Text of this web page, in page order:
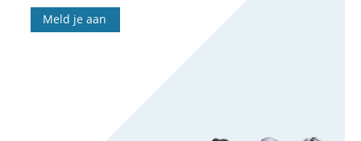
Meld je aan